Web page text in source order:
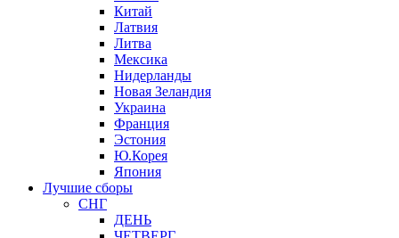
Китай
Латвия
Литва
Мексика
Нидерланды
Новая Зеландия
Украина
Франция
Эстония
Ю.Корея
Япония
Лучшие сборы
СНГ
ДЕНЬ